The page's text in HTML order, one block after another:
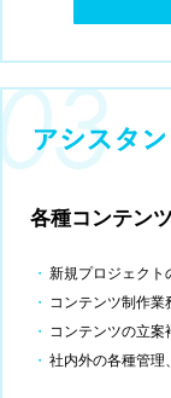
各種コンテン
新規プロジェクト
コンテンツ制作業
コンテンツの立案
社内外の各種管理